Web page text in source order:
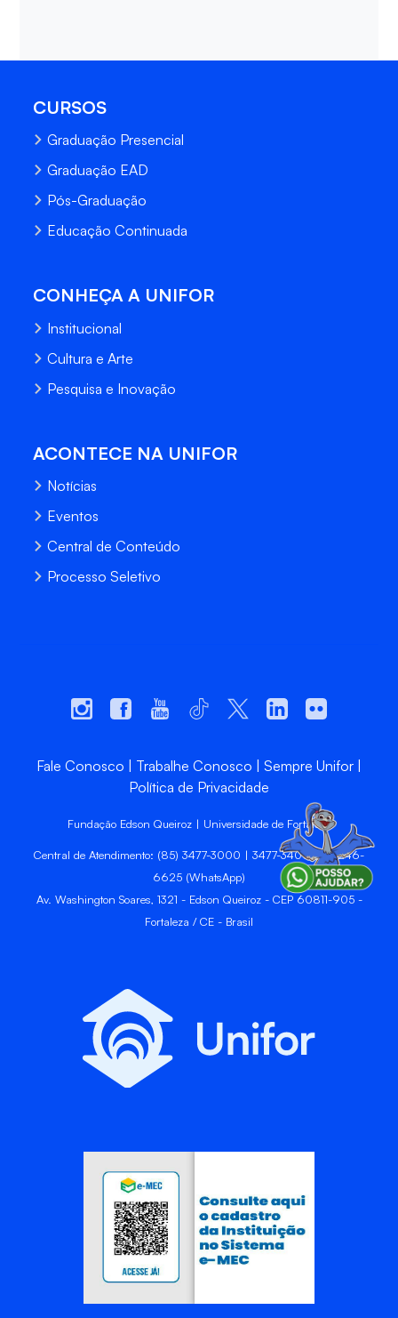
CURSOS
Graduação Presencial
Graduação EAD
Pós-Graduação
Educação Continuada
CONHEÇA A UNIFOR
Institucional
Cultura e Arte
Pesquisa e Inovação
ACONTECE NA UNIFOR
Notícias
Eventos
Central de Conteúdo
Processo Seletivo
Fale Conosco Trabalhe Conosco
Sempre Unifor
Política de Privacidade
Fundação Edson Queiroz | Universidade de Fortaleza
Central de Atendimento: (85) 3477-3000 | 3477-3400 | 99246-
6625 (WhatsApp)
Av. Washington Soares, 1321 - Edson Queiroz - CEP 60811-905 -
Fortaleza / CE - Brasil